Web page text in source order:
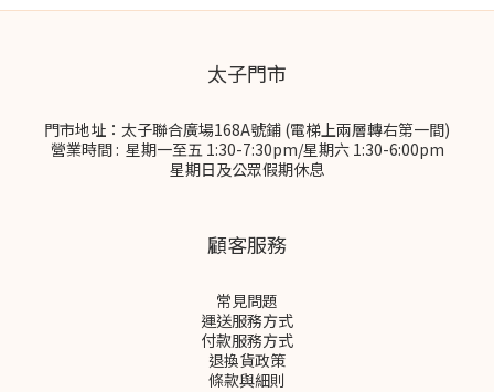
太子門市
門市地址：太子聯合廣場168A號鋪 (電梯上兩層轉右第一間)
營業時間 : 星期一至五 1:30-7:30pm/星期六 1:30-6:00pm
星期日及公眾假期休息
顧客服務
常見問題
運送服務方式
付款服務方式
退換貨政策
條款與細則